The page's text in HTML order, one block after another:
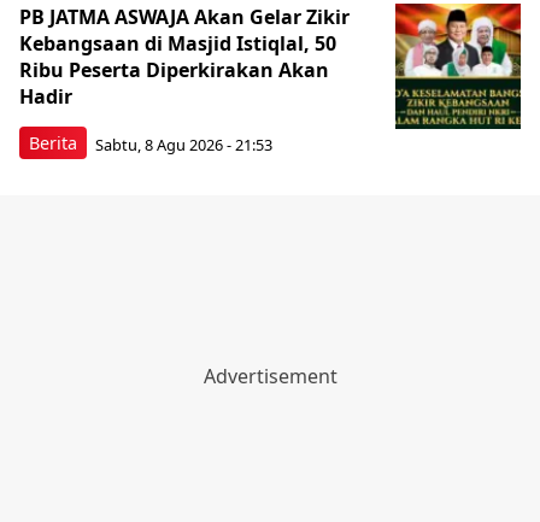
Berita
PB JATMA ASWAJA Akan Gelar Zikir
Kebangsaan di Masjid Istiqlal, 50
Ribu Peserta Diperkirakan Akan
Hadir
Sabtu, 8 Agu 2026 - 21:53